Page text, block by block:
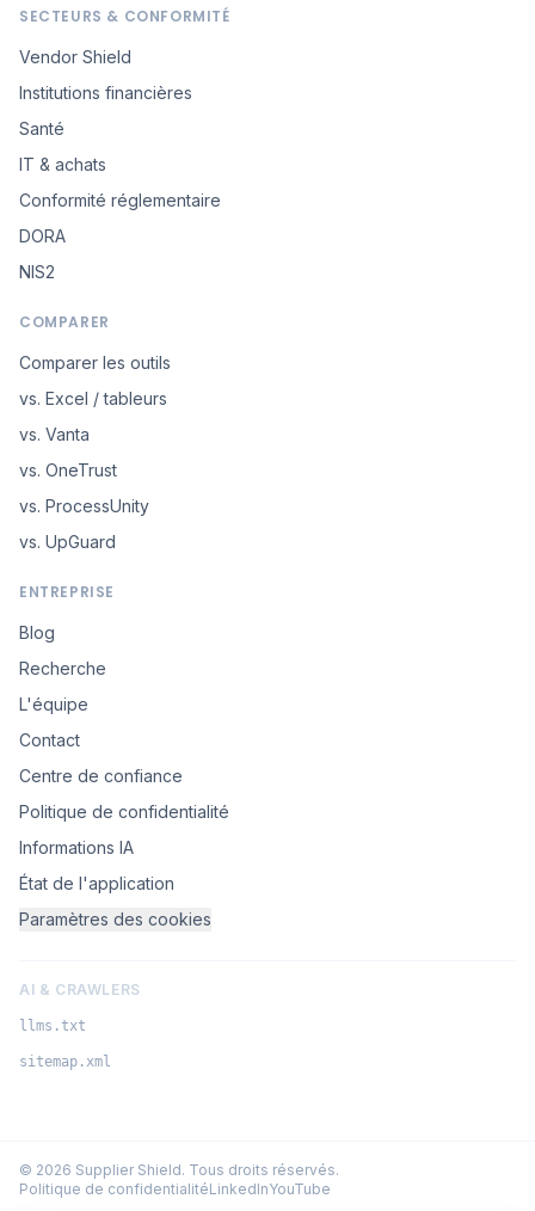
SECTEURS & CONFORMITÉ
Vendor Shield
Institutions financières
Santé
IT & achats
Conformité réglementaire
DORA
NIS2
COMPARER
Comparer les outils
vs. Excel / tableurs
vs. Vanta
vs. OneTrust
vs. ProcessUnity
vs. UpGuard
ENTREPRISE
Blog
Recherche
L'équipe
Contact
Centre de confiance
Politique de confidentialité
Informations IA
État de l'application
Paramètres des cookies
AI & CRAWLERS
llms.txt
sitemap.xml
© 2026 Supplier Shield. Tous droits réservés.
Politique de confidentialitéLinkedInYouTube